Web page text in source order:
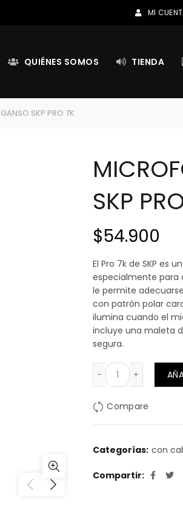
MI
QUIÉNES SOMOS TIENDA
SKP PRO 7K
SKP
$54.900
El Pro 7k de SKP es
especialmente para
le permite
con patrón polar
ilumina cuando el
incluye una maleta
segura.
MICROFONO
Compare
Categorías: con
Compartir